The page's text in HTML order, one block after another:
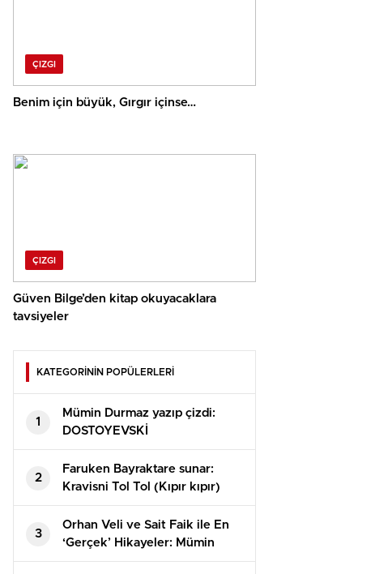
ÇIZGI
Benim için büyük, Gırgır içinse…
ÇIZGI
Güven Bilge’den kitap okuyacaklara
tavsiyeler
KATEGORİNİN POPÜLERLERİ
1
Mümin Durmaz yazıp çizdi:
DOSTOYEVSKİ
2
Faruken Bayraktare sunar:
Kravisni Tol Tol (Kıpır kıpır)
3
Orhan Veli ve Sait Faik ile En
‘Gerçek’ Hikayeler: Mümin
Durmaz çiziyor